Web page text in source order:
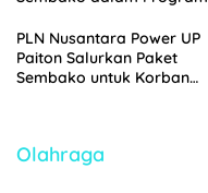
Ramadhan 1447 H
PLN Nusantara Power UP
Paiton Salurkan Paket
Sembako untuk Korban
Olahraga